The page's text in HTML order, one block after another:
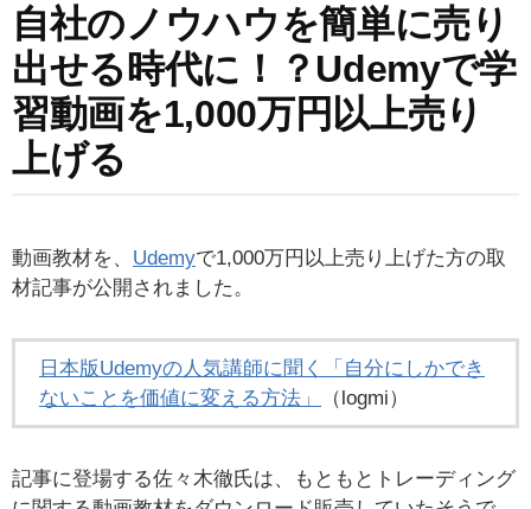
自社のノウハウを簡単に売り
出せる時代に！？Udemyで学
習動画を1,000万円以上売り
上げる
動画教材を、 Udemyで1,000万円以上売り上げた方の取
材記事が公開されました。
日本版Udemyの人気講師に聞く「自分にしかでき
ないことを価値に変える方法」
（logmi）
記事に登場する佐々木徹氏は、もともとトレーディング